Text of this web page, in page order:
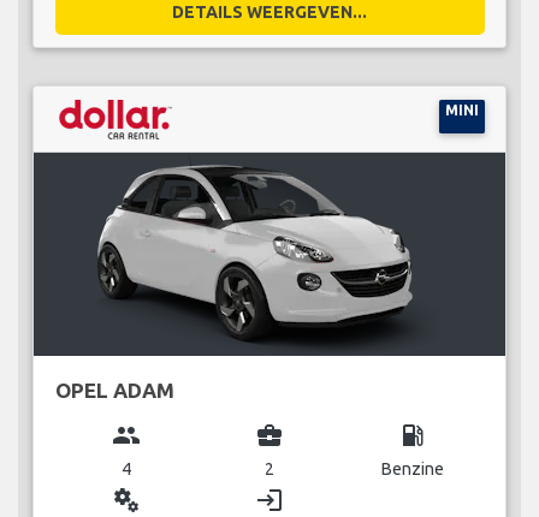
DETAILS WEERGEVEN...
MINI
OPEL ADAM
group
4
business_center
2
local_gas_station
Benzine
miscellaneous_services login